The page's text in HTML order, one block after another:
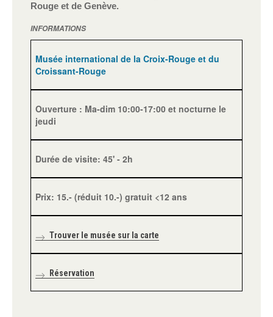
Rouge et de Genève.
INFORMATIONS
Musée international de la Croix-Rouge et du
Croissant-Rouge
Ouverture : Ma-dim 10:00-17:00 et nocturne le
jeudi
Durée de visite: 45' - 2h
Prix: 15.- (réduit 10.-) gratuit <12 ans
Trouver le musée sur la carte
Réservation